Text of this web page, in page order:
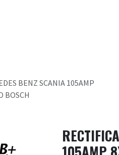
BENZ SCANIA 105AMP
BOSCH